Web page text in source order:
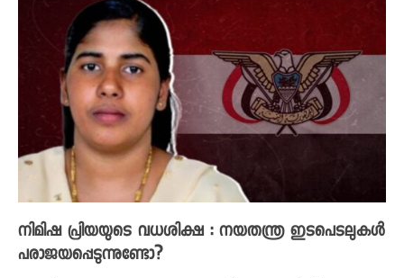
നിമിഷ പ്രിയയുടെ വധശിക്ഷ : നയതന്ത്ര ഇടപെടലുകൾ
പരാജയപ്പെടുന്നുണ്ടോ?